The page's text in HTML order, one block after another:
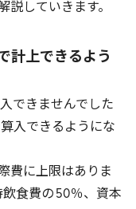
説していきます。
計上できるよう
できませんでした
入できるようにな
費に上限はありま
食費の 50％、資本